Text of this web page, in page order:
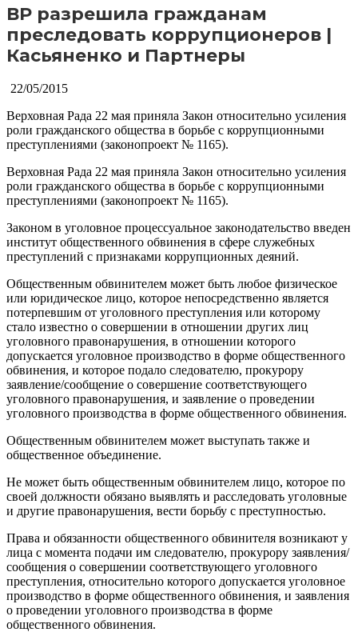
ВР разрешила гражданам
преследовать коррупционеров |
Касьяненко и Партнеры
22/05/2015
Верховная Рада 22 мая приняла Закон относительно усиления
роли гражданского общества в борьбе с коррупционными
преступлениями (законопроект № 1165).
Верховная Рада 22 мая приняла Закон относительно усиления
роли гражданского общества в борьбе с коррупционными
преступлениями (законопроект № 1165).
Законом в уголовное процессуальное законодательство введен
институт общественного обвинения в сфере служебных
преступлений с признаками коррупционных деяний.
Общественным обвинителем может быть любое физическое
или юридическое лицо, которое непосредственно является
потерпевшим от уголовного преступления или которому
стало известно о совершении в отношении других лиц
уголовного правонарушения, в отношении которого
допускается уголовное производство в форме общественного
обвинения, и которое подало следователю, прокурору
заявление/сообщение о совершение соответствующего
уголовного правонарушения, и заявление о проведении
уголовного производства в форме общественного обвинения.
Общественным обвинителем может выступать также и
общественное объединение.
Не может быть общественным обвинителем лицо, которое по
своей должности обязано выявлять и расследовать уголовные
и другие правонарушения, вести борьбу с преступностью.
Права и обязанности общественного обвинителя возникают у
лица с момента подачи им следователю, прокурору заявления/
сообщения о совершении соответствующего уголовного
преступления, относительно которого допускается уголовное
производство в форме общественного обвинения, и заявления
о проведении уголовного производства в форме
общественного обвинения.